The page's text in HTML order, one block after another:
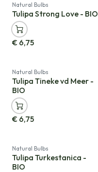
Natural Bulbs
Tulipa Strong Love - BIO
€ 6,75
Natural Bulbs
Tulipa Tineke vd Meer -
BIO
€ 6,75
Natural Bulbs
Tulipa Turkestanica -
BIO